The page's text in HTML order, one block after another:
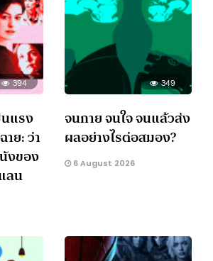
394
แรง
าย: ว่า
งของ
ลน
349
จนกาย จนใจ จนแล้วส่ง
ผลอย่างไรต่อสมอง?
6 August 2026